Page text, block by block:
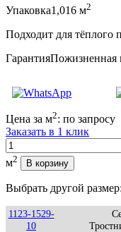
Упаковка1,016 м2
Подходит для тёплого
ГарантияПожизненная
Цена за м2: по запросу
Заказать в 1 клик
Количество
м2 В корзину
Выбрать другой размер:
1123-1529-
10